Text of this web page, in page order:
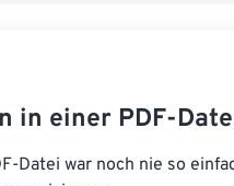
in einer PDF-
Datei war noch nie so